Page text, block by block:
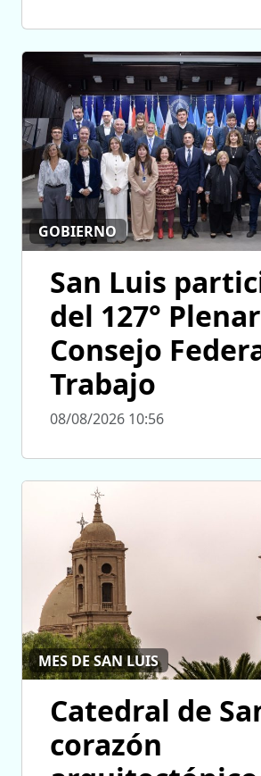
GOBIERNO
San Luis
del 127°
Consejo
Trabajo
08/08/2026 10:56
MES DE SAN LUIS
Catedral de
corazón